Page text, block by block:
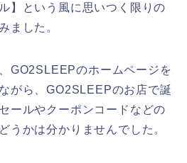
】という風に思いつく限りの
ました。
GO2SLEEPのホームページを
がら、GO2SLEEPのお店で誕
ールやクーポンコードなどの
うかは分かりませんでした。